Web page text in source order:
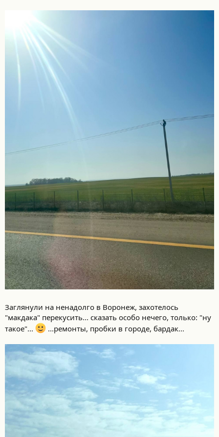
Заглянули на ненадолго в Воронеж, захотелось
"макдака" перекусить... сказать особо нечего, только: "ну
такое"...
...ремонты, пробки в городе, бардак...